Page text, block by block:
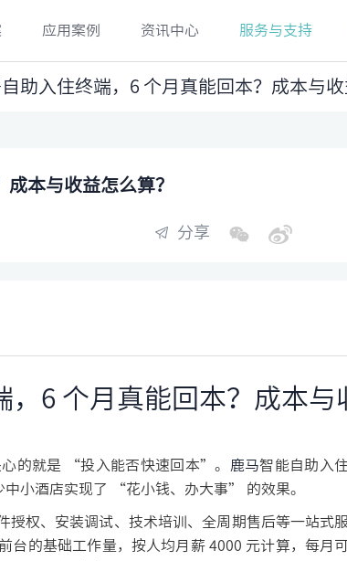
应用案例 资讯中心 服务与支持
助入住终端，6 个月真能回本？成本与收
本与收益怎么算？
分享
，6 个月真能回本？成本与
的就是 “投入能否快速回本”。 鹿马智能自助入
小酒店实现了 “花小钱、办大事” 的效果。
权、安装调试、技术培训、全周期售后等一站式服
台的基础工作量，按人均月薪 4000 元计算，每月